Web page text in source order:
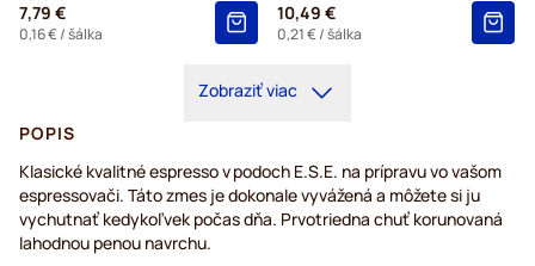
7,79 €
0,16 €/ šálka
10,49 €
0,21 €/ šálka
Zobraziť viac
POPIS
Klasické kvalitné espresso v podoch E.S.E. na prípravu vo vašom
espressovači. Táto zmes je dokonale vyvážená a môžete si ju
vychutnať kedykoľvek počas dňa. Prvotriedna chuť korunovaná
lahodnou penou navrchu.